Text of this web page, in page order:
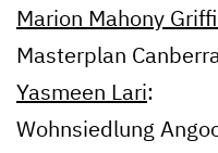
Marion Mahony
Masterplan
Yasmeen Lari:
Wohnsiedlung